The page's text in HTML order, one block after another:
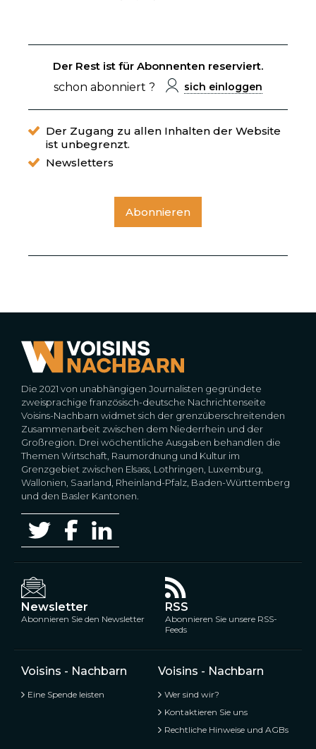
Der Rest ist für Abonnenten reserviert.
schon abonniert ?
sich einloggen
Der Zugang zu allen Inhalten der Website
ist unbegrenzt.
Newsletters
Abonnieren
Die 2021 von unabhängigen Journalisten gegründete
zweisprachige französisch-deutsche Nachrichtenseite
Voisins-Nachbarn widmet sich der grenzüberschreitenden
Zusammenarbeit zwischen dem Niederrhein und der
Großregion. Drei wöchentliche Ausgaben behandlen die
Themen Wirtschaft, Raumordnung und Kultur im
Grenzgebiet zwischen Elsass, Lothringen, Luxemburg,
Wallonien, Saarland, Rheinland-Pfalz, Baden-Württemberg
und den Basler Kantonen.
Newsletter
Abonnieren Sie den Newsletter
RSS
Abonnieren Sie unsere RSS-
Feeds
Voisins - Nachbarn
Eine Spende leisten
Voisins - Nachbarn
Wer sind wir?
Kontaktieren Sie uns
Rechtliche Hinweise und AGBs